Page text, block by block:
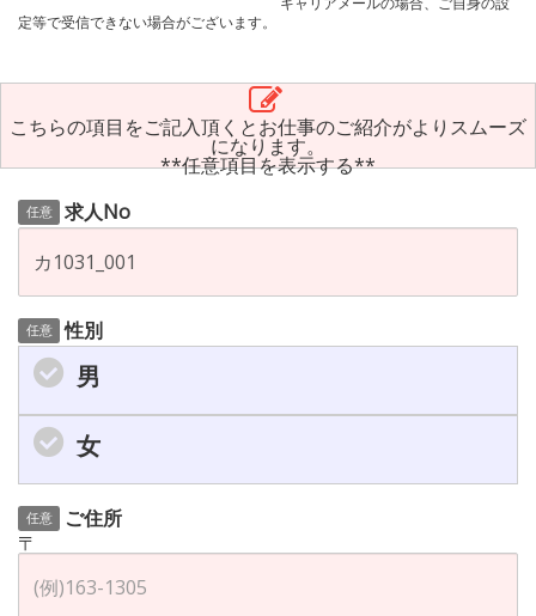
定等で受信できない場合がございます。
こちらの項目をご記入頂くとお仕事のご紹介がよりスムーズ
になります。
**任意項目を表示する**
任意 求人No
任意 性別
男
女
任意
ご住所
〒